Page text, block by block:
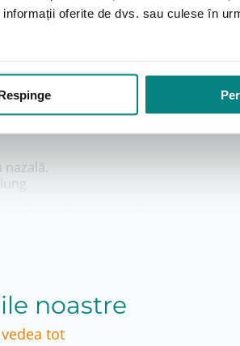
oferite de dvs. sau culese în
noastre
tot